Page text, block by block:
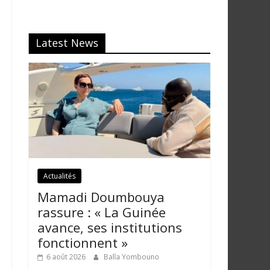
Latest News
Actualités
Mamadi Doumbouya
rassure : « La Guinée
avance, ses institutions
fonctionnent »
6 août 2026 Balla Yombouno